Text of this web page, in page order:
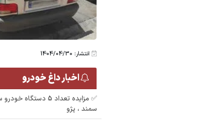
انتشار: 1404/04/30
اخبار داغ خودرو
✅ مزایده تعداد 5
سمند ، پژو